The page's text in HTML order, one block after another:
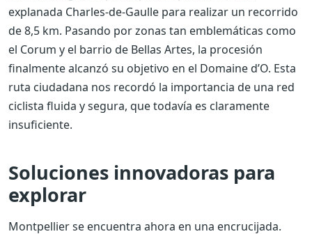
explanada Charles-de-Gaulle para realizar un recorrido
de 8,5 km. Pasando por zonas tan emblemáticas como
el Corum y el barrio de Bellas Artes, la procesión
finalmente alcanzó su objetivo en el Domaine d’O. Esta
ruta ciudadana nos recordó la importancia de una red
ciclista fluida y segura, que todavía es claramente
insuficiente.
Soluciones innovadoras para
explorar
Montpellier se encuentra ahora en una encrucijada.